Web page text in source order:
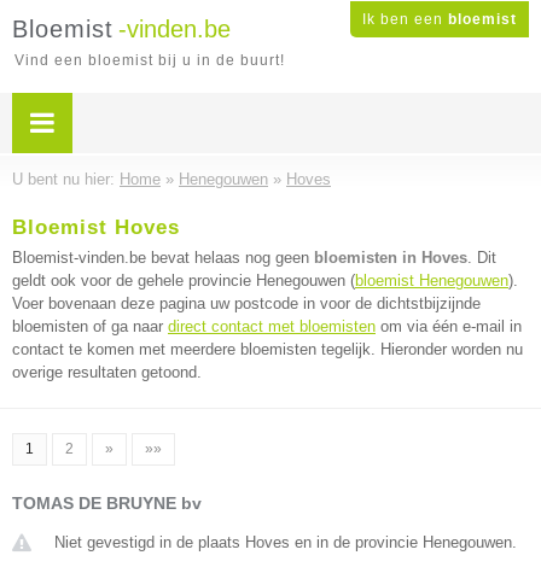
Ik ben een bloemist
Bloemist -vinden.be
Vind een bloemist bij u in de buurt!
U bent nu hier: Home » Henegouwen » Hoves
Bloemist Hoves
Bloemist-vinden.be bevat helaas nog geen bloemisten in Hoves. Dit
geldt ook voor de gehele provincie Henegouwen (bloemist Henegouwen).
Voer bovenaan deze pagina uw postcode in voor de dichtstbijzijnde
bloemisten of ga naar direct contact met bloemisten om via één e-mail in
contact te komen met meerdere bloemisten tegelijk. Hieronder worden nu
overige resultaten getoond.
1 2 » »»
TOMAS DE BRUYNE bv
Niet gevestigd in de plaats Hoves en in de provincie Henegouwen.